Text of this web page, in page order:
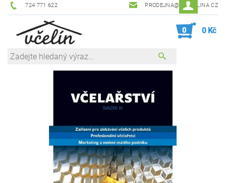
724 771 622 PRODEJNA@ZEVCELINA.CZ
0 0 Kč